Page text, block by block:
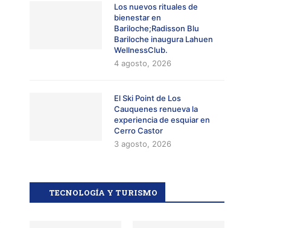
Los nuevos rituales de
bienestar en
Bariloche;Radisson Blu
Bariloche inaugura Lahuen
WellnessClub.
4 agosto, 2026
El Ski Point de Los
Cauquenes renueva la
experiencia de esquiar en
Cerro Castor
3 agosto, 2026
TECNOLOGÍA Y TURISMO